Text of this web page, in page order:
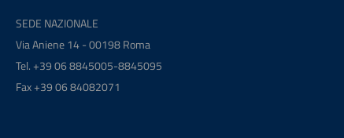
SEDE NAZIONALE
Via Aniene 14 - 00198 Roma
Tel. +39 06 8845005-8845095
Fax +39 06 84082071